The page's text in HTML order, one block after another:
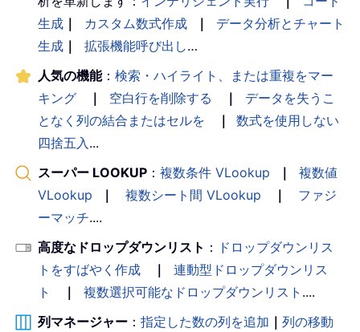
生成 ｜ カスタム数式作成 ｜
データ分析とチャート
生成 ｜ 拡張機能呼び出し…
人気の機能： 検索・ハイライト、または重複をマー
キング
｜ 空白行を削除する ｜
データを失うこ
となく列の結合またはセルを
｜
数式を使用しない
四捨五入 ...
スーパー LOOKUP ： 複数条件 VLookup ｜
複数値
VLookup
｜ 複数シート間 VLookup ｜
ファジ
ーマッチ....
高度なドロップダウンリスト ： ドロップダウンリス
トをすばやく作成
｜
連動型ドロップダウンリス
ト
｜ 複数選択可能なドロップダウンリスト ....
列マネージャー ： 指定した数の列を追加 ｜ 列の移動